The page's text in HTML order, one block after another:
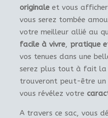
originale et vous
vous serez tombée
votre meilleur allié au
facile à vivre, pratique
vos tenues dans une
serez plus tout à fait la
trouveront peut-être
vous révélez votre
A travers ce sac, vous